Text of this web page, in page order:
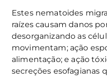
Estes nematoides
raízes causam danos
desorganizando as
movimentam; ação
alimentação; e ação
secreções esofagianas